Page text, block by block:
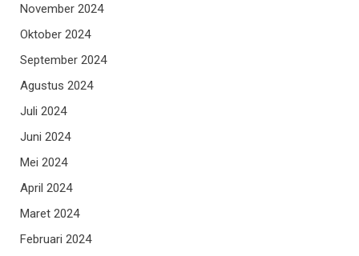
November 2024
Oktober 2024
September 2024
Agustus 2024
Juli 2024
Juni 2024
Mei 2024
April 2024
Maret 2024
Februari 2024